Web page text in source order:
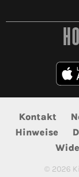
Kontakt
Hinweise
© 2026